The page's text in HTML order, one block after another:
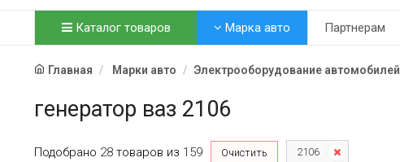
Каталог товаров Марка авто Партнерам
Главная Марки авто Электрооборудование автомобилей
генератор ваз 2106
Подобрано 28 товаров из 159 Очистить 2106